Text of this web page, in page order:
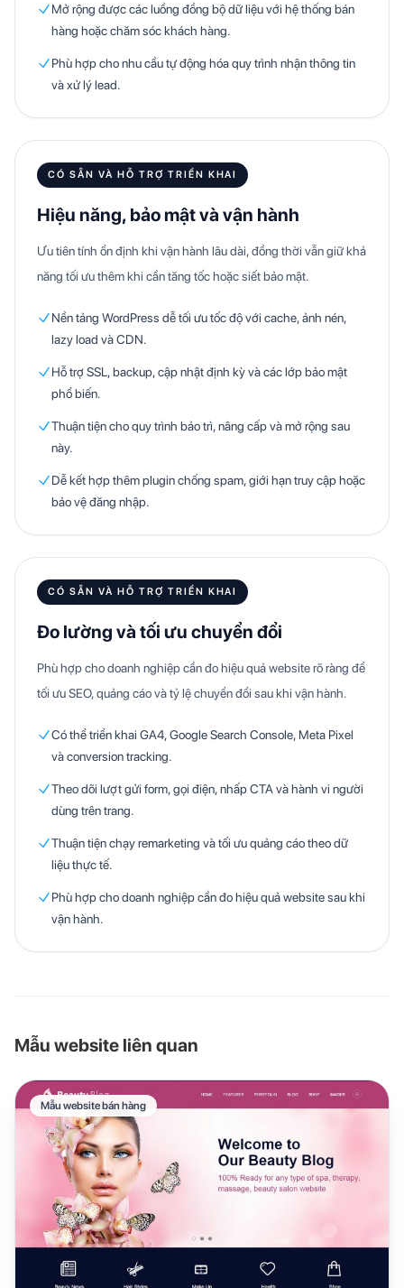
Mở rộng được các luồng đồng bộ dữ liệu với hệ thống bán
hàng hoặc chăm sóc khách hàng.
Phù hợp cho nhu cầu tự động hóa quy trình nhận thông tin
và xử lý lead.
CÓ SẴN VÀ HỖ TRỢ TRIỂN KHAI
Hiệu năng, bảo mật và vận hành
Ưu tiên tính ổn định khi vận hành lâu dài, đồng thời vẫn giữ khả
năng tối ưu thêm khi cần tăng tốc hoặc siết bảo mật.
Nền tảng WordPress dễ tối ưu tốc độ với cache, ảnh nén,
lazy load và CDN.
Hỗ trợ SSL, backup, cập nhật định kỳ và các lớp bảo mật
phổ biến.
Thuận tiện cho quy trình bảo trì, nâng cấp và mở rộng sau
này.
Dễ kết hợp thêm plugin chống spam, giới hạn truy cập hoặc
bảo vệ đăng nhập.
CÓ SẴN VÀ HỖ TRỢ TRIỂN KHAI
Đo lường và tối ưu chuyển đổi
Phù hợp cho doanh nghiệp cần đo hiệu quả website rõ ràng để
tối ưu SEO, quảng cáo và tỷ lệ chuyển đổi sau khi vận hành.
Có thể triển khai GA4, Google Search Console, Meta Pixel
và conversion tracking.
Theo dõi lượt gửi form, gọi điện, nhấp CTA và hành vi người
dùng trên trang.
Thuận tiện chạy remarketing và tối ưu quảng cáo theo dữ
liệu thực tế.
Phù hợp cho doanh nghiệp cần đo hiệu quả website sau khi
vận hành.
Mẫu website liên quan
Mẫu website bán hàng